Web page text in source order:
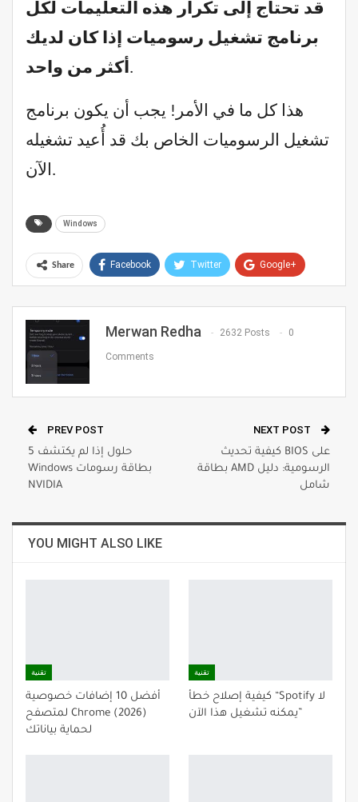
قد تحتاج إلى تكرار هذه التعليمات لكل
برنامج تشغيل رسوميات إذا كان لديك
أكثر من واحد .
هذا كل ما في الأمر! يجب أن يكون برنامج
تشغيل الرسوميات الخاص بك قد أُعيد تشغيله
الآن.
Windows
Share Facebook Twitter Google+
Email Merwan Redha 2632 Posts 0
Comments
PREV POST
5 حلول إذا لم يكتشف
Windows بطاقة رسومات
NVIDIA
NEXT POST
كيفية تحديث BIOS على
بطاقة AMD الرسومية: دليل
شامل
YOU MIGHT ALSO LIKE
تقنية
أفضل 10 إضافات خصوصية
لمتصفح Chrome (2026)
لحماية بياناتك
تقنية
كيفية إصلاح خطأ “Spotify لا
يمكنه تشغيل هذا الآن”